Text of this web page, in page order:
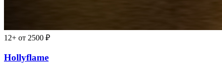
12+ от 2500 ₽
Hollyflame